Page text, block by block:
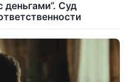
деньгами“. Суд